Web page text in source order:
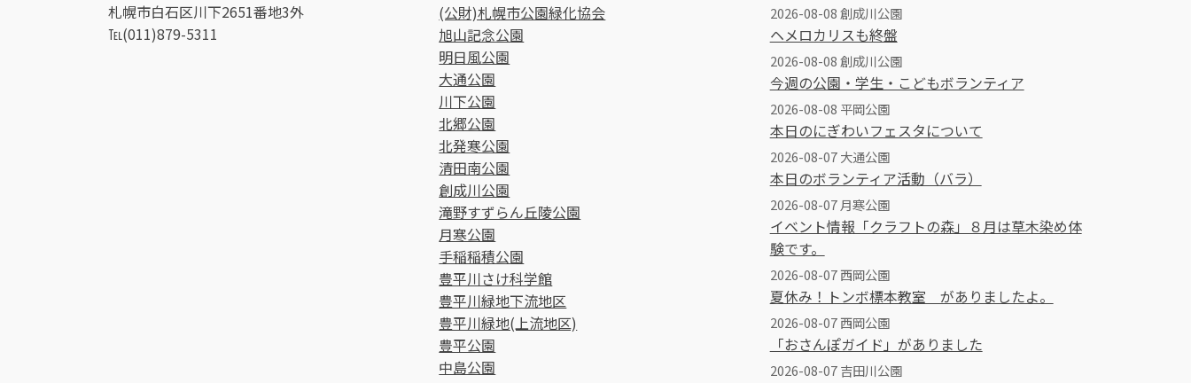
札幌市白石区川下2651番地3外
℡(011)879-5311
(公財)札幌市公園緑化協会
旭山記念公園
明日風公園
大通公園
川下公園
北郷公園
北発寒公園
清田南公園
創成川公園
滝野すずらん丘陵公園
月寒公園
手稲稲積公園
豊平川さけ科学館
豊平川緑地下流地区
豊平川緑地(上流地区)
豊平公園
中島公園
2026-08-08 創成川公園
ヘメロカリスも終盤
2026-08-08 創成川公園
今週の公園・学生・こどもボランティア
2026-08-08 平岡公園
本日のにぎわいフェスタについて
2026-08-07 大通公園
本日のボランティア活動（バラ）
2026-08-07 月寒公園
イベント情報「クラフトの森」８月は草木染め体
験です。
2026-08-07 西岡公園
夏休み！トンボ標本教室 がありましたよ。
2026-08-07 西岡公園
「おさんぽガイド」がありました
2026-08-07 吉田川公園